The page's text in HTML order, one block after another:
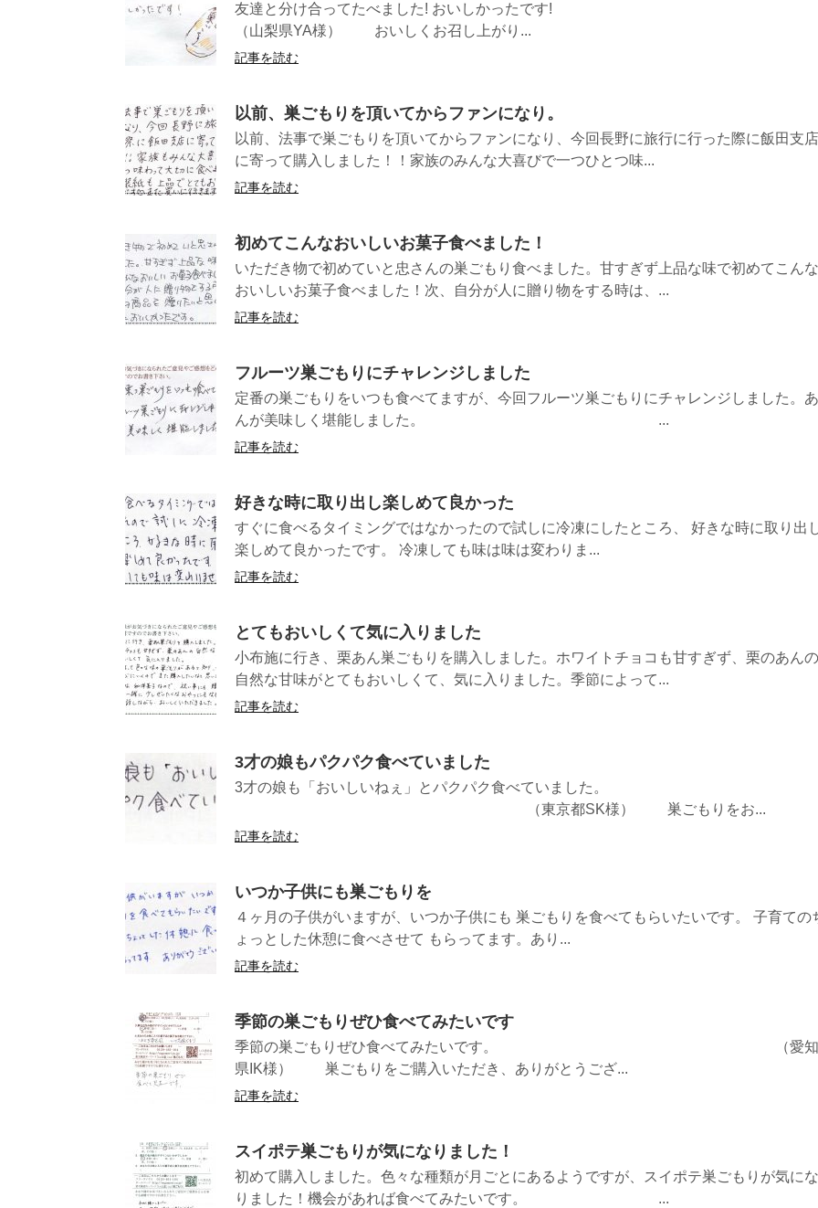
友達と分け合ってたべました! おいしかったです!
（山梨県YA様） おいしくお召し上がり...
記事を読む
以前、巣ごもりを頂いてからファンになり。
以前、法事で巣ごもりを頂いてからファンになり、今回長野に旅行に行った際に飯田支店
に寄って購入しました！！家族のみんな大喜びで一つひとつ味...
記事を読む
初めてこんなおいしいお菓子食べました！
いただき物で初めていと忠さんの巣ごもり食べました。甘すぎず上品な味で初めてこんな
おいしいお菓子食べました！次、自分が人に贈り物をする時は、...
記事を読む
フルーツ巣ごもりにチャレンジしました
定番の巣ごもりをいつも食べてますが、今回フルーツ巣ごもりにチャレンジしました。あ
んが美味しく堪能しました。 ...
記事を読む
好きな時に取り出し楽しめて良かった
すぐに食べるタイミングではなかったので試しに冷凍にしたところ、 好きな時に取り出
楽しめて良かったです。 冷凍しても味は味は変わりま...
記事を読む
とてもおいしくて気に入りました
小布施に行き、栗あん巣ごもりを購入しました。ホワイトチョコも甘すぎず、栗のあんの
自然な甘味がとてもおいしくて、気に入りました。季節によって...
記事を読む
3才の娘もパクパク食べていました
3才の娘も「おいしいねぇ」とパクパク食べていました。
（東京都SK様） 巣ごもりをお...
記事を読む
いつか子供にも巣ごもりを
４ヶ月の子供がいますが、いつか子供にも 巣ごもりを食べてもらいたいです。 子育ての
ょっとした休憩に食べさせて もらってます。あり...
記事を読む
季節の巣ごもりぜひ食べてみたいです
季節の巣ごもりぜひ食べてみたいです。 （愛知
県IK様） 巣ごもりをご購入いただき、ありがとうござ...
記事を読む
スイポテ巣ごもりが気になりました！
初めて購入しました。色々な種類が月ごとにあるようですが、スイポテ巣ごもりが気にな
りました！機会があれば食べてみたいです。 ...